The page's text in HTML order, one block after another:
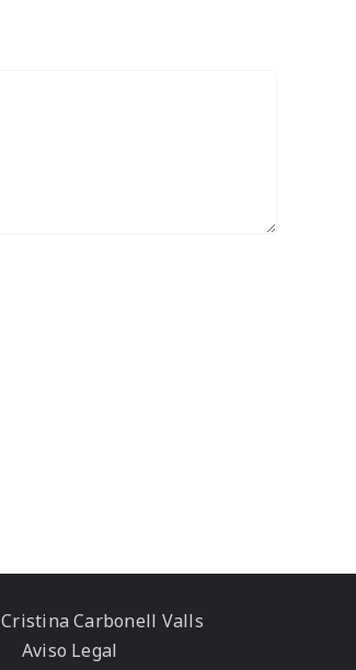
Cristina Carbonell Valls
Aviso Legal